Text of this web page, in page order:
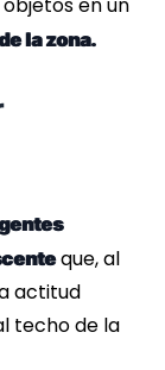
en un
la zona.
que, al
actitud
techo de la